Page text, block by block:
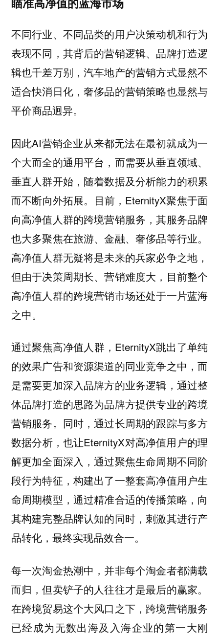
不同行业、不同品类的用户决策动机和行为
表现不同，其背后的营销逻辑、品牌打造逻
辑也千差万别，汽车地产的营销方式显然不
适合快消日化，奢侈品的营销策略也显然与
平价商品迥异。
因此AI营销企业从来都无法在最初就成为一
个大而全的通用平台，而需要从垂直领域、
垂直人群开始，随着数据及分析能力的积累
而不断向外拓展。目前，EternityX聚焦于面
向高净值人群的跨境营销服务，其服务品牌
也大多聚焦在旅游、金融、奢侈品等行业。
高净值人群无疑将是未来的兵家必争之地，
但由于决策周期长、营销难度大，目前整个
高净值人群的跨境营销市场还处于一片蓝海
之中。
通过聚焦高净值人群，EternityX跳出了单纯
的效果广告和资源渠道的同业竞争之中，而
是需要更加深入品牌方的业务逻辑，通过整
体品牌打造的思路为品牌方提供专业的跨境
营销服务。同时，通过长周期的跟踪与多方
数据分析，也让EternityX对高净值用户的理
解更加全面深入，通过聚焦生命周期不同阶
段行为特征，构建出了一整套高净值用户生
命周期模型，通过精准合适的传播策略，向
其构建完整品牌认知的同时，刺激其进行产
品转化，最终实现品效合一。
每一次淘金热潮中，并非每个淘金者都满载
而归，但卖铲子的人往往才是最后的赢家。
在跨境贸易这个大风口之下，跨境营销服务
已经成为无数出海及入海企业的第一大刚